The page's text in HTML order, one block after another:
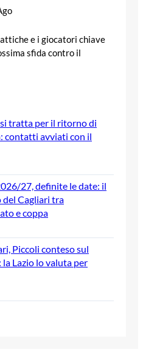
e i giocatori chiave
sfida contro il
tratta per il ritorno di
contatti avviati con il
27, definite le date: il
del Cagliari tra
e coppa
Piccoli conteso sul
la Lazio lo valuta per